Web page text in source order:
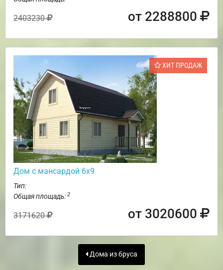
2403230 от 2288800
ХИТ ПРОДАЖ
Дом с мансардой 6х9
Тип:
Общая площадь: 2
3171620 от 3020600
Дома из бруса